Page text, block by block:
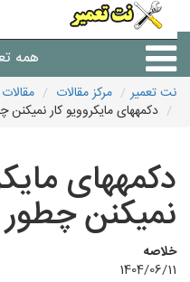
همه
شرکت های
نت تعمیر مرکز مقالات مقالات
دکمههای مایکروویو کار نمیکنن
دکمههای
نمیکنن چطور
خلاصه
1404/06/11